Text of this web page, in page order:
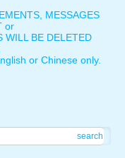
MESSAGES
or
WILL BE DELETED
or Chinese only.
search